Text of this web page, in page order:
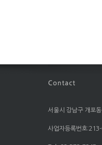
서울시 강남구 개포
사업자등록번호